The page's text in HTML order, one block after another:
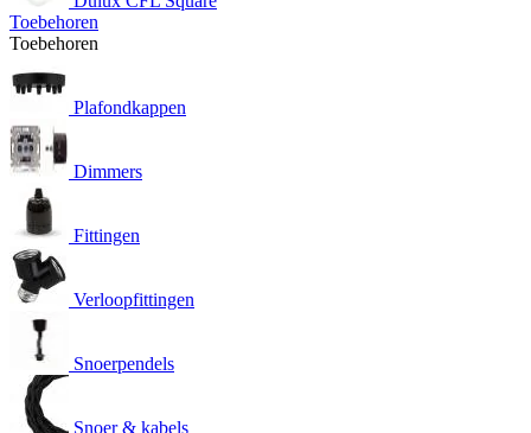
Toebehoren
Toebehoren
Plafondkappen
Dimmers
Fittingen
Verloopfittingen
Snoerpendels
Snoer & kabels